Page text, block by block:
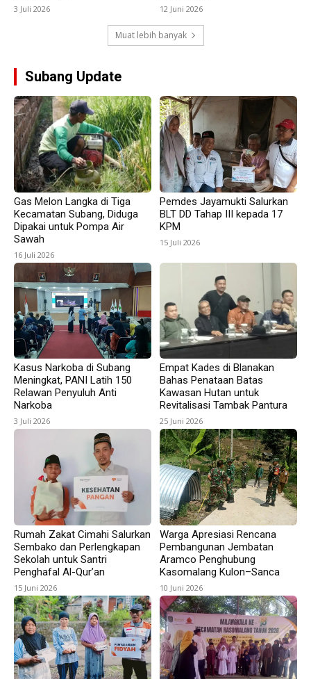
3 Juli 2026 12 Juni 2026
Muat lebih banyak
Subang Update
Gas Melon Langka di Tiga
Kecamatan Subang, Diduga
Dipakai untuk Pompa Air
Sawah
16 Juli 2026
Pemdes Jayamukti Salurkan
BLT DD Tahap III kepada 17
KPM
15 Juli 2026
Kasus Narkoba di Subang
Meningkat, PANI Latih 150
Relawan Penyuluh Anti
Narkoba
3 Juli 2026
Empat Kades di Blanakan
Bahas Penataan Batas
Kawasan Hutan untuk
Revitalisasi Tambak Pantura
25 Juni 2026
Rumah Zakat Cimahi Salurkan
Sembako dan Perlengkapan
Sekolah untuk Santri
Penghafal Al-Qur’an
15 Juni 2026
Warga Apresiasi Rencana
Pembangunan Jembatan
Aramco Penghubung
Kasomalang Kulon–Sanca
10 Juni 2026